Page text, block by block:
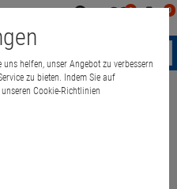
0 0
helfen, unser Angebot zu verbessern
zu bieten. Indem Sie auf
Cookie-Richtlinien